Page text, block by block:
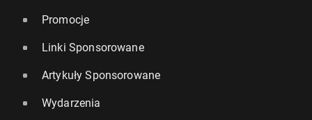
Promocje
Linki Sponsorowane
Artykuły Sponsorowane
Wydarzenia